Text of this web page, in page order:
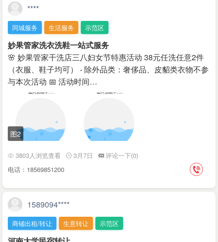
****
同城服务 生活服务 示范区
妙果管家洗衣洗鞋一站式服务
🌸 妙果管家干洗店三八妇女节特惠活动 38元任洗任意2件
（衣服、鞋子均可） - 除外品类：奢侈品、皮貂类衣物不参
与本次活动 📅 活动时间…
图2
3803人浏览查看 3月7日
评论一下(0)
电话：18569851200
1589094****
商铺出租/转让 生意转让 示范区